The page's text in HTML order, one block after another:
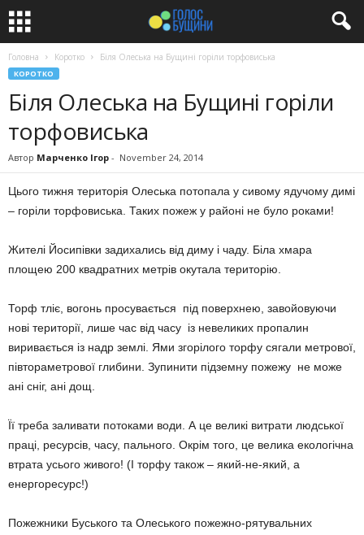
Головна Коротко Біля Олеська на Бущині горіли торфовиська
КОРОТКО
Біля Олеська на Бущині горіли
торфовиська
Автор Марченко Ігор - November 24, 2014
Цього тижня територія Олеська потопала у сивому ядучому димі
– горіли торфовиська. Таких пожеж у районі не було роками!
Жителі Йосипівки задихались від диму і чаду. Біла хмара
площею 200 квадратних метрів окутала територію.
Торф тліє, вогонь просувається під поверхнею, завойовуючи
нові території, лише час від часу із невеликих пропалин
виривається із надр землі. Ями згорілого торфу сягали метрової,
півтораметрової глибини. Зупинити підземну пожежу не може
ані сніг, ані дощ.
Її треба заливати потоками води. А це великі витрати людської
праці, ресурсів, часу, пального. Окрім того, це велика екологічна
втрата усього живого! (І торфу також – який-не-який, а
енергоресурс!)
Пожежники Буського та Олеського пожежно-рятувальних